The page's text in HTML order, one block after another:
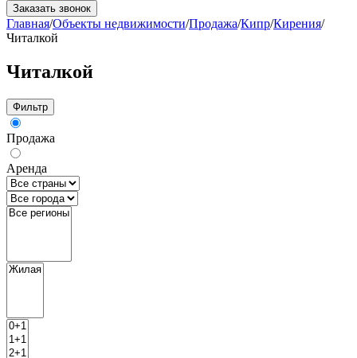
Заказать звонок
Главная/Объекты недвижимости/Продажа/Кипр/Кирения/
Читалкой
Читалкой
Фильтр
Продажа
Аренда